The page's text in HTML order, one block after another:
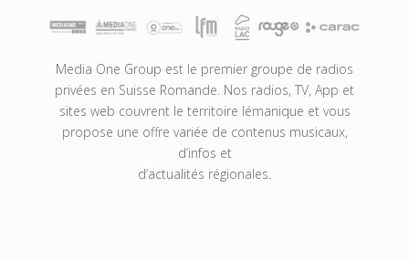
Media One Group est le premier groupe de radios
privées en Suisse Romande. Nos radios, TV, App et
sites web couvrent le territoire lémanique et vous
propose une offre variée de contenus musicaux,
d’infos et
d’actualités régionales.